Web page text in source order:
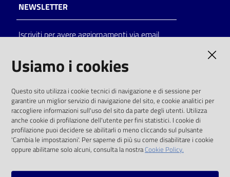
NEWSLETTER
Iscriviti per avere aggiornamenti via email
solo alle condizioni previste dalla direttiva
comunitaria 2003/98/CE e dal d.lgs. 36/2006
SOCIAL
Instagram
Usiamo i cookies
Questo sito utilizza i cookie tecnici di navigazione e di sessione per
garantire un miglior servizio di navigazione del sito, e cookie analitici per
raccogliere informazioni sull'uso del sito da parte degli utenti. Utilizza
anche cookie di profilazione dell'utente per fini statistici. I cookie di
profilazione puoi decidere se abilitarli o meno cliccando sul pulsante
'Cambia le impostazioni'. Per saperne di più su come disabilitare i cookie
oppure abilitarne solo alcuni, consulta la nostraCookie Policy.